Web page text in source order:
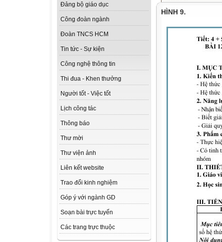
Đảng bộ giáo dục
Công đoàn ngành
Đoàn TNCS HCM
Tin tức - Sự kiện
Công nghệ thông tin
Thi đua - Khen thưởng
Người tốt - Việc tốt
Lịch công tác
Thông báo
Thư mời
Thư viện ảnh
Liên kết website
Trao đổi kinh nghiệm
Góp ý với ngành GD
Soạn bài trực tuyến
Các trang trực thuộc
HÌNH 9.